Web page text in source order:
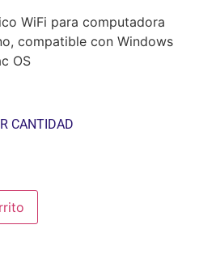
WiFi para computadora
compatible con Windows
OS
CANTIDAD